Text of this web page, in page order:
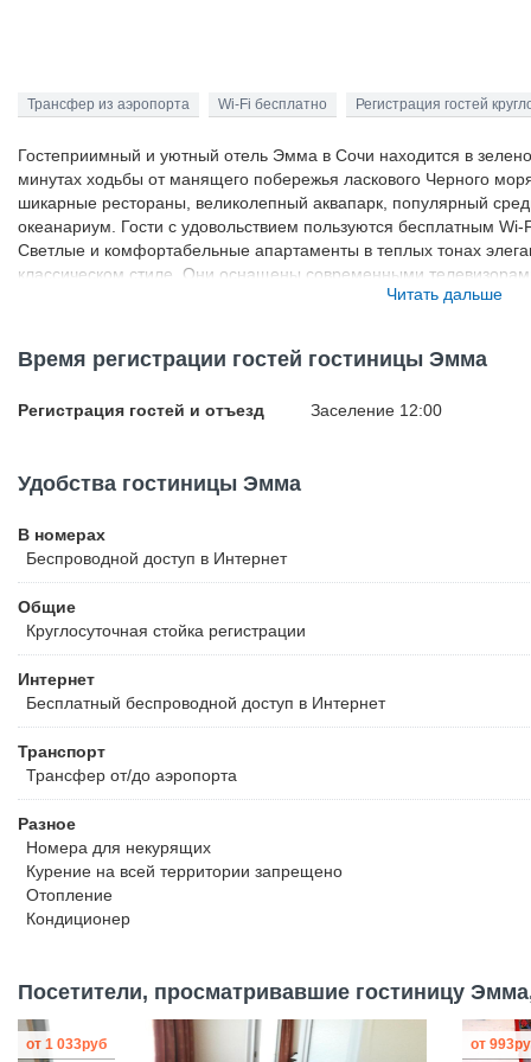
Трансфер из аэропорта Wi-Fi бесплатно Регистрация гостей
Гостеприимный и уютный отель Эмма в Сочи находится в
минутах ходьбы от манящего побережья ласкового Черного
шикарные рестораны, великолепный аквапарк, популярный
океанариум. Гости с удовольствием пользуются бесплатным
Светлые и комфортабельные апартаменты в теплых тонах
классическом стиле. Они оснащены современными
вместительными холодильниками, добротной мебелью и
Читать дальше
Время регистрации гостей гостиницы Эмма
Регистрация гостей и отъезд Заселение 12:00
Удобства гостиницы Эмма
В номерах
Беспроводной доступ в Интернет
Общие
Круглосуточная стойка регистрации
Интернет
Бесплатный беспроводной доступ в Интернет
Транспорт
Трансфер от/до аэропорта
Разное
Номера для некурящих
Курение на всей территории запрещено
Отопление
Кондиционер
Посетители, просматривавшие гостиницу
от 1 033руб от 993